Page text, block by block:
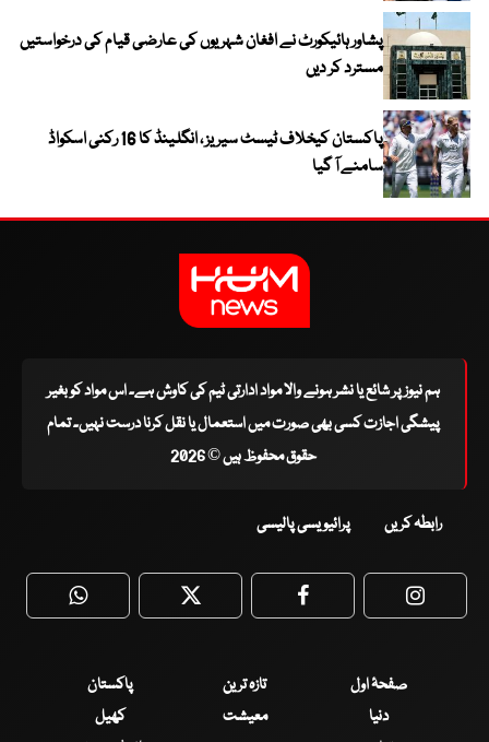
پشاور ہائیکورٹ نے افغان شہریوں کی عارضی قیام کی درخواستیں
مسترد کر دیں
پاکستان کیخلاف ٹیسٹ سیریز ، انگلینڈ کا 16 رکنی اسکواڈ
سامنے آ گیا
ہم نیوز پر شائع یا نشر ہونے والا مواد ادارتی ٹیم کی کاوش ہے۔ اس مواد کو بغیر
پیشگی اجازت کسی بھی صورت میں استعمال یا نقل کرنا درست نہیں۔ تمام
حقوق محفوظ ہیں © 2026
رابطہ کریں پرائیویسی پالیسی
WhatsApp Twitter Facebook
صفحۂ اول تازہ ترین
پاکستان
دنیا
معیشت
کھیل